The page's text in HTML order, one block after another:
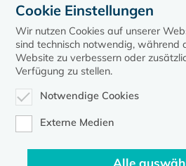
Cookie Einstellungen
Wir nutzen Cookies auf unserer
sind technisch notwendig, während
Website zu verbessern oder
Verfügung zu stellen.
Notwendige Cookies
Externe Medien
Alle